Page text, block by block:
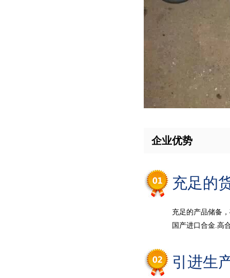
企业优势
充足的
充足的产品储备
国产进口合金.高
引进生